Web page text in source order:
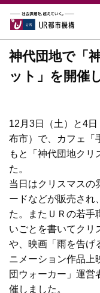
神代団地で「
ット」を開催
12月3日（土）と4
布市）で、カフェ「
もと「神代団地クリ
た。
当日はクリスマスの
ードなどが販売され
た。またＵＲの若手
いごとを書いてクリ
や、映画「雨を告げ
ニメーション作品上
団ウォーカー」運営
催しました。